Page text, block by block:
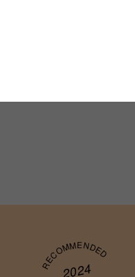
RECOMMENDED
2024